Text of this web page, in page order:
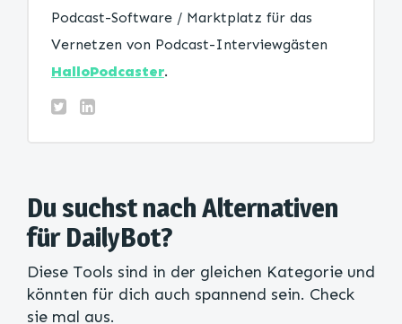
Podcast-Software / Marktplatz für das
Vernetzen von Podcast-Interviewgästen
HalloPodcaster.
Du suchst nach Alternativen
für DailyBot?
Diese Tools sind in der gleichen Kategorie und
könnten für dich auch spannend sein. Check
sie mal aus.